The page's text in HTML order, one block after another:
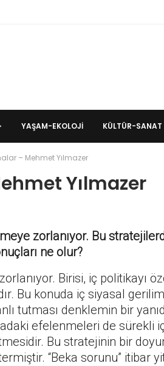
YAŞAM-EKOLOJI KÜLTÜR-SANAT
– Mehmet Yılmazer
Yılmazer
zorlanıyor. Bu
ne olur?
Birisi, iç politikayı
Bu konuda iç siyasal
tutması denklemin bir
efelenmeleri de sürekli
Bu stratejinin bir
“Beka sorunu” itibar